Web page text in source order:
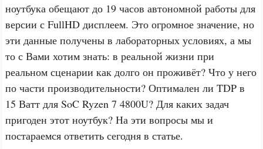
ноутбука обещают до 19 часов автономной работы для
версии с FullHD дисплеем. Это огромное значение, но
эти данные получены в лабораторных условиях, а мы
то с Вами хотим знать: в реальной жизни при
реальном сценарии как долго он проживёт? Что у него
по части производительности? Оптимален ли TDP в
15 Ватт для SoC Ryzen 7 4800U? Для каких задач
пригоден этот ноутбук? На эти вопросы мы и
постараемся ответить сегодня в статье.